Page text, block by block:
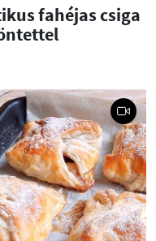
fahéjas csiga